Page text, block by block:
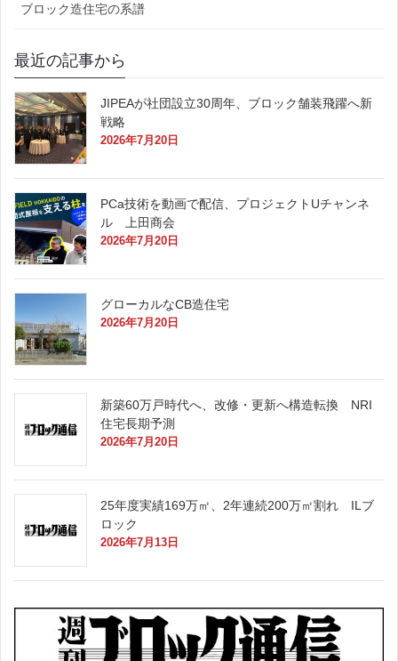
ブロック造住宅の系譜
最近の記事から
JIPEAが社団設立30周年、ブロック舗装飛躍へ新
戦略
2026年7月20日
PCa技術を動画で配信、プロジェクトUチャンネ
ル 上田商会
2026年7月20日
グローカルなCB造住宅
2026年7月20日
新築60万戸時代へ、改修・更新へ構造転換 NRI
住宅長期予測
2026年7月20日
25年度実績169万㎡、2年連続200万㎡割れ ILブ
ロック
2026年7月13日